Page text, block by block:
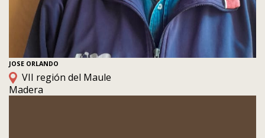
JOSE ORLANDO
VII región del Maule
Madera